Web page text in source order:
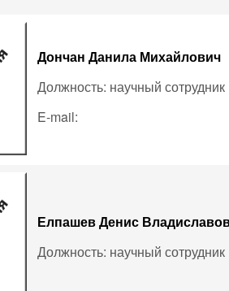
Дончан Данила Михайлович
Должность: научный сотрудник
E-mail:
Елпашев Денис
Должность: научный сотрудник